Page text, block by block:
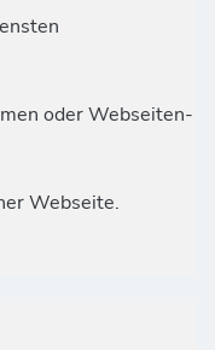
oder Webseiten-
Webseite.